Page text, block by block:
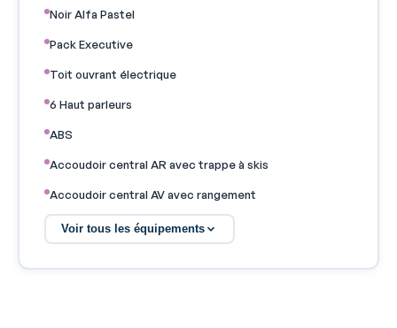
Noir Alfa Pastel
Pack Executive
Toit ouvrant électrique
6 Haut parleurs
ABS
Accoudoir central AR avec trappe à skis
Accoudoir central AV avec rangement
AFIL
Voir tous les équipements